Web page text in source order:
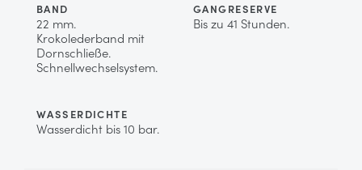
BAND
22 mm.
Krokolederband mit
Dornschließe.
Schnellwechselsystem.
GANGRESERVE
Bis zu 41 Stunden.
WASSERDICHTE
Wasserdicht bis 10 bar.